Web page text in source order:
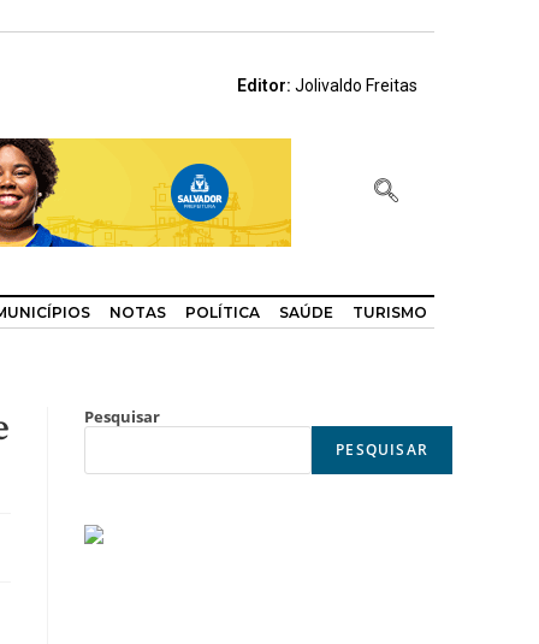
Editor:Jolivaldo Freitas
NOTAS POLÍTICA SAÚDE TURISMO
Pesquisar
PESQUISAR